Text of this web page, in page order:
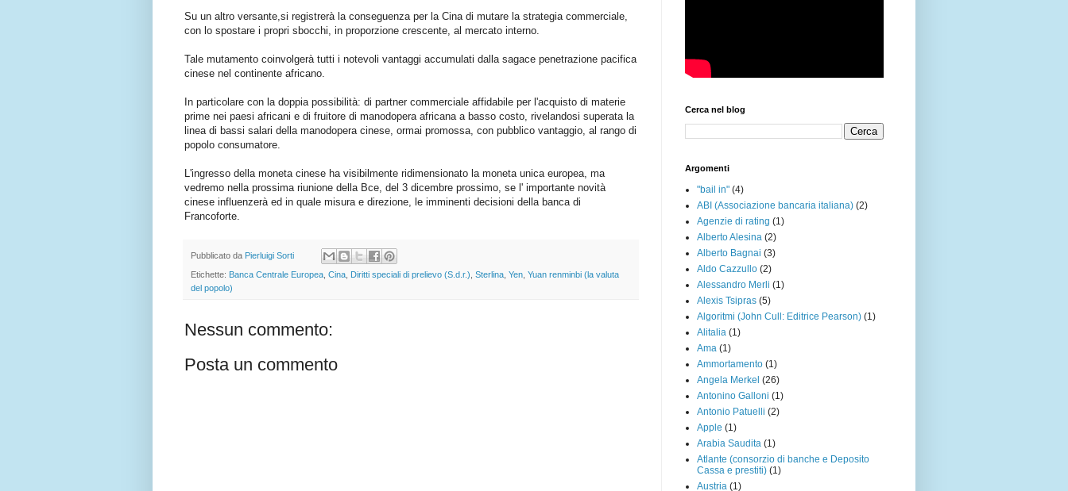
Su un altro versante,si registrerà la conseguenza per la Cina di mutare la strategia commerciale,
con lo spostare i propri sbocchi, in proporzione crescente, al mercato interno.
Tale mutamento coinvolgerà tutti i notevoli vantaggi accumulati dalla sagace penetrazione pacifica
cinese nel continente africano.
In particolare con la doppia possibilità: di partner commerciale affidabile per l'acquisto di materie
prime nei paesi africani e di fruitore di manodopera africana a basso costo, rivelandosi superata la
linea di bassi salari della manodopera cinese, ormai promossa, con pubblico vantaggio, al rango di
popolo consumatore.
L'ingresso della moneta cinese ha visibilmente ridimensionato la moneta unica europea, ma
vedremo nella prossima riunione della Bce, del 3 dicembre prossimo, se l' importante novità
cinese influenzerà ed in quale misura e direzione, le imminenti decisioni della banca di
Francoforte.
Pubblicato da Pierluigi Sorti
Etichette: Banca Centrale Europea Cina Diritti speciali di prelievo (S.d.r.) Sterlina Yen Yuan renminbi (la valuta
del popolo)
Nessun commento:
Posta un commento
Cerca nel blog
Argomenti
"bail in" (4)
ABI (Associazione bancaria italiana) (2)
Agenzie di rating (1)
Alberto Alesina (2)
Alberto Bagnai (3)
Aldo Cazzullo (2)
Alessandro Merli (1)
Alexis Tsipras (5)
Algoritmi (John Cull: Editrice Pearson) (1)
Alitalia (1)
Ama (1)
Ammortamento (1)
Angela Merkel (26)
Antonino Galloni (1)
Antonio Patuelli (2)
Apple (1)
Arabia Saudita (1)
Atlante (consorzio di banche e Deposito
Cassa e prestiti) (1)
Austria (1)